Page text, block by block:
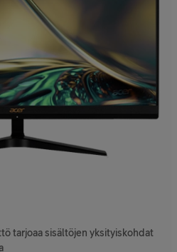
tarjoaa sisältöjen yksityiskohdat